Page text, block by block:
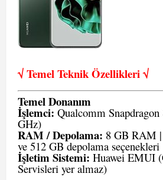
√ Temel Teknik Özellikleri √
Temel Donanım
İşlemci: Qualcomm
GHz)
RAM / Depolama: 8 GB RAM
ve 512 GB depolama seçenekleri
İşletim Sistemi: Huawei EMUI
Servisleri yer almaz)